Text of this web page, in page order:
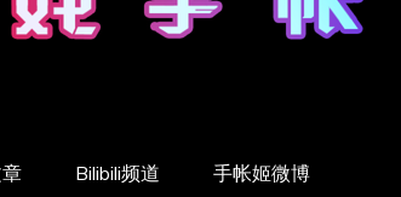
Bilibili频道 手帐姬微博